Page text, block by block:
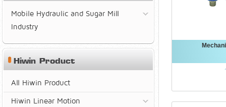
Mobile Hydraulic and Sugar Mill
Industry
Hiwin Product
All Hiwin Product
Hiwin Linear Motion